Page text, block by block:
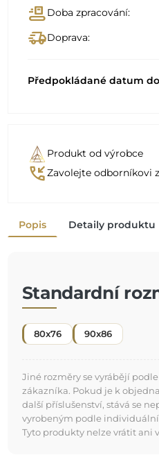
conveyor_beltDoba zpracování:
delivery_truck_speedDoprava:
Předpokládané datum
Produkt od výrobce
phone_callbackZavolejte odborníkovi
Popis Detaily produktu
Standardní
80x76 90x86
Jiné rozměry se vyrábějí
zákazníka. Pokud je k
další příslušenství, stává se
vyrobeným podle
Tyto produkty nelze vrátit ani